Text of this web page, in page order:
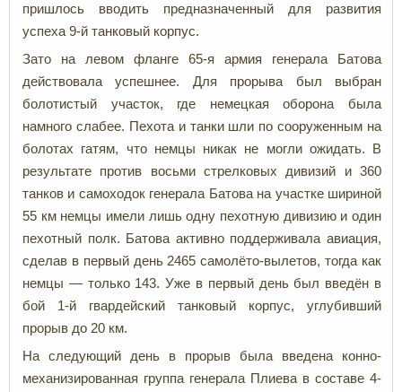
пришлось вводить предназначенный для развития
успеха 9-й танковый корпус.
Зато на левом фланге 65-я армия генерала Батова
действовала успешнее. Для прорыва был выбран
болотистый участок, где немецкая оборона была
намного слабее. Пехота и танки шли по сооруженным на
болотах гатям, что немцы никак не могли ожидать. В
результате против восьми стрелковых дивизий и 360
танков и самоходок генерала Батова на участке шириной
55 км немцы имели лишь одну пехотную дивизию и один
пехотный полк. Батова активно поддерживала авиация,
сделав в первый день 2465 самолёто-вылетов, тогда как
немцы — только 143. Уже в первый день был введён в
бой 1-й гвардейский танковый корпус, углубивший
прорыв до 20 км.
На следующий день в прорыв была введена конно-
механизированная группа генерала Плиева в составе 4-